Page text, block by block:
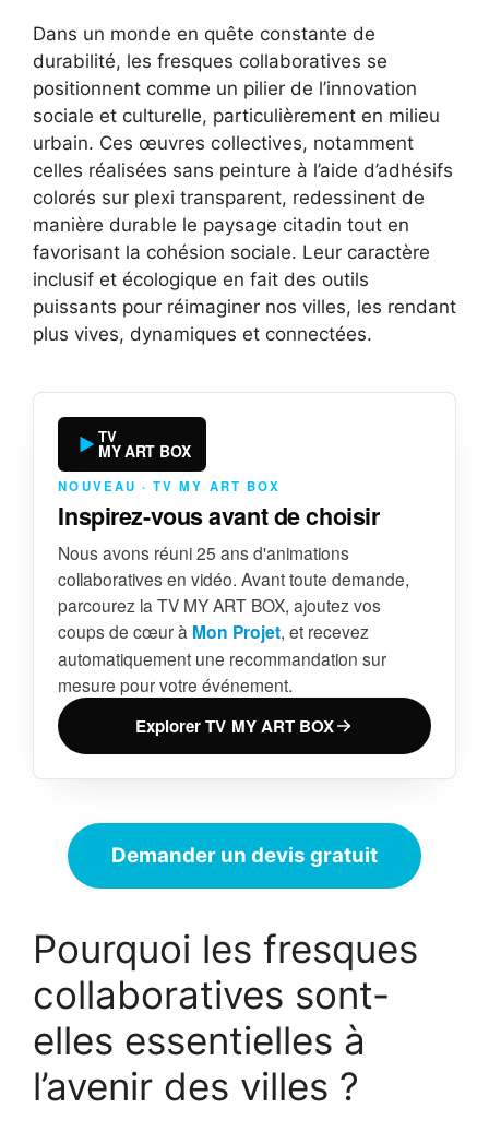
Dans un monde en quête constante de
durabilité, les fresques collaboratives se
positionnent comme un pilier de l’innovation
sociale et culturelle, particulièrement en milieu
urbain. Ces œuvres collectives, notamment
celles réalisées sans peinture à l’aide d’adhésifs
colorés sur plexi transparent, redessinent de
manière durable le paysage citadin tout en
favorisant la cohésion sociale. Leur caractère
inclusif et écologique en fait des outils
puissants pour réimaginer nos villes, les rendant
plus vives, dynamiques et connectées.
TV
MY ART BOX
NOUVEAU · TV MY ART BOX
Inspirez-vous avant de choisir
Nous avons réuni 25 ans d'animations
collaboratives en vidéo. Avant toute demande,
parcourez la TV MY ART BOX, ajoutez vos
coups de cœur à Mon Projet, et recevez
automatiquement une recommandation sur
mesure pour votre événement.
Explorer TV MY ART BOX
Demander un devis gratuit
Pourquoi les fresques
collaboratives sont-
elles essentielles à
l’avenir des villes ?